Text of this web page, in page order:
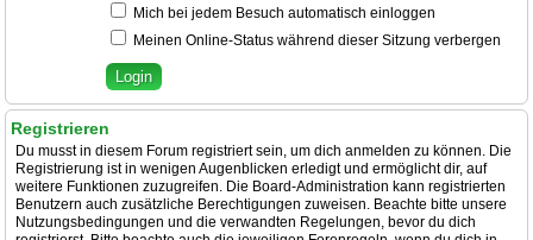
Mich bei jedem Besuch automatisch einloggen
Meinen Online-Status während dieser Sitzung verbergen
Registrieren
Du musst in diesem Forum registriert sein, um dich anmelden zu können. Die
Registrierung ist in wenigen Augenblicken erledigt und ermöglicht dir, auf
weitere Funktionen zuzugreifen. Die Board-Administration kann registrierten
Benutzern auch zusätzliche Berechtigungen zuweisen. Beachte bitte unsere
Nutzungsbedingungen und die verwandten Regelungen, bevor du dich